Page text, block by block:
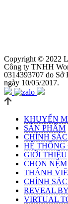
Copyright © 2022
Công ty TNHH
0314393707 do
ngày 10/05/2017.
KHUYẾN
SẢN PHẨM
CHÍNH
HỆ
GIỚI THIỆU
CHỌN NỆM
THÀNH
CHÍNH
REVEAL
VIRTUAL